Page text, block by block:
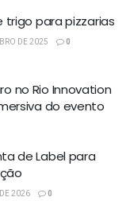
trigo para pizzarias
DE 2025 0
no Rio Innovation
do evento
de Label para
2026 0